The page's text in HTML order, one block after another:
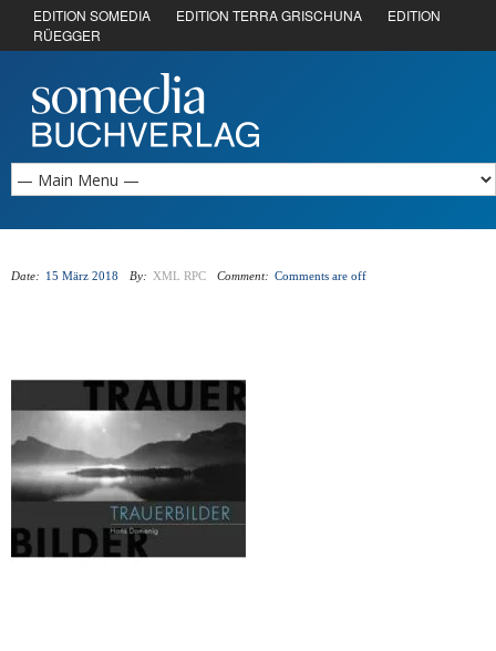
EDITION SOMEDIA EDITION TERRA GRISCHUNA
EDITION
RÜEGGER
Date: 15 März 2018 By: XML RPC Comment: Comments are off